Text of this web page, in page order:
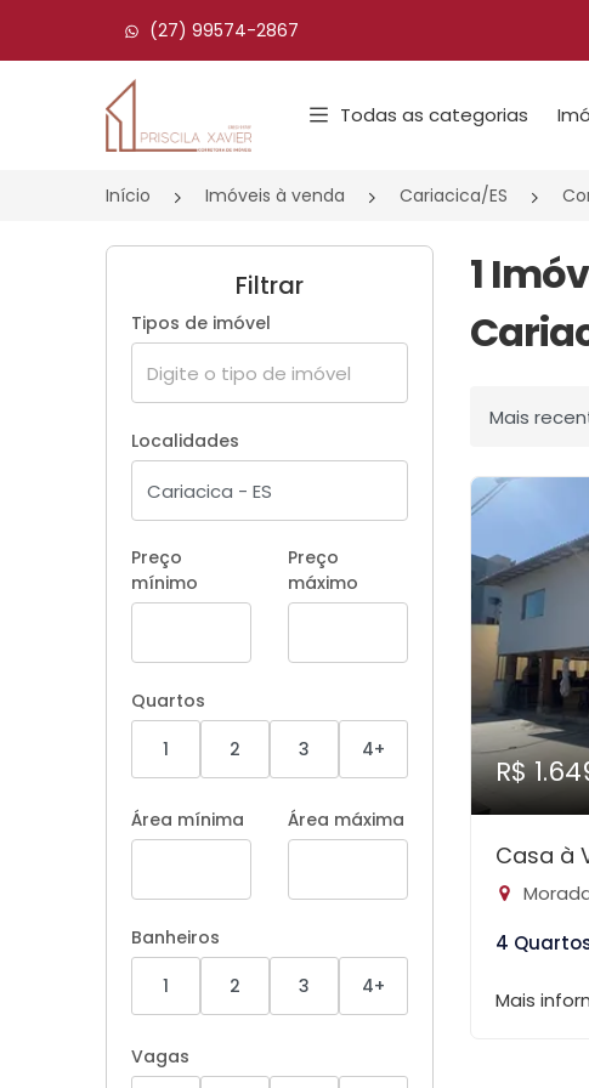
(27) 99574-2867
Página inicial
Todas as categorias
Início Imóveis à venda Cariacica/ES
Filtrar
Tipos de imóvel
Localidades
Preço
mínimo
Preço
máximo
Quartos
1
2 3 4+
Área mínima Área máxima
Banheiros
1
2 3 4+
Vagas
1
Ordenar por
R$
Casa à
4
Mais